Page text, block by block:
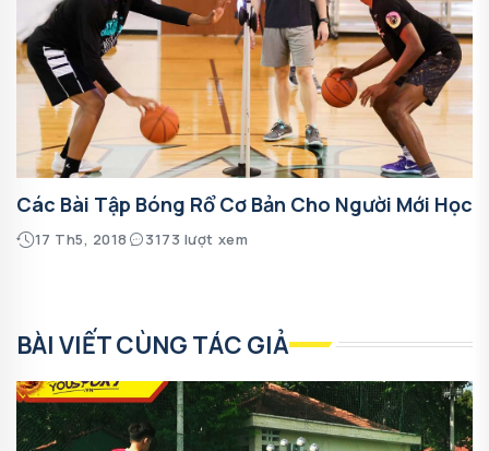
Các Bài Tập Bóng Rổ Cơ Bản Cho Người Mới Học
17 Th5, 2018 3173 lượt xem
BÀI VIẾT CÙNG TÁC GIẢ